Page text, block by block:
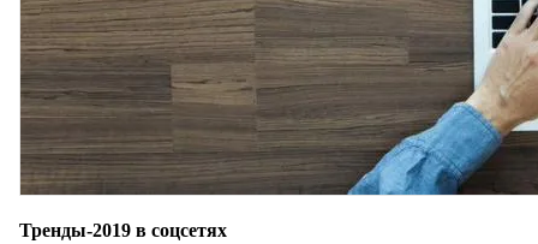
Тренды-2019 в соцсетях